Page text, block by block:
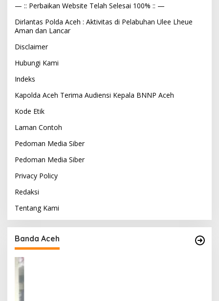
— :: Perbaikan Website Telah Selesai 100% :: —
Dirlantas Polda Aceh : Aktivitas di Pelabuhan Ulee Lheue
Aman dan Lancar
Disclaimer
Hubungi Kami
Indeks
Kapolda Aceh Terima Audiensi Kepala BNNP Aceh
Kode Etik
Laman Contoh
Pedoman Media Siber
Pedoman Media Siber
Privacy Policy
Redaksi
Tentang Kami
Banda Aceh